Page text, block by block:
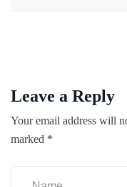
Leave a Reply
Your email address will
marked *